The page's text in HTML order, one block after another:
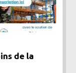
de la